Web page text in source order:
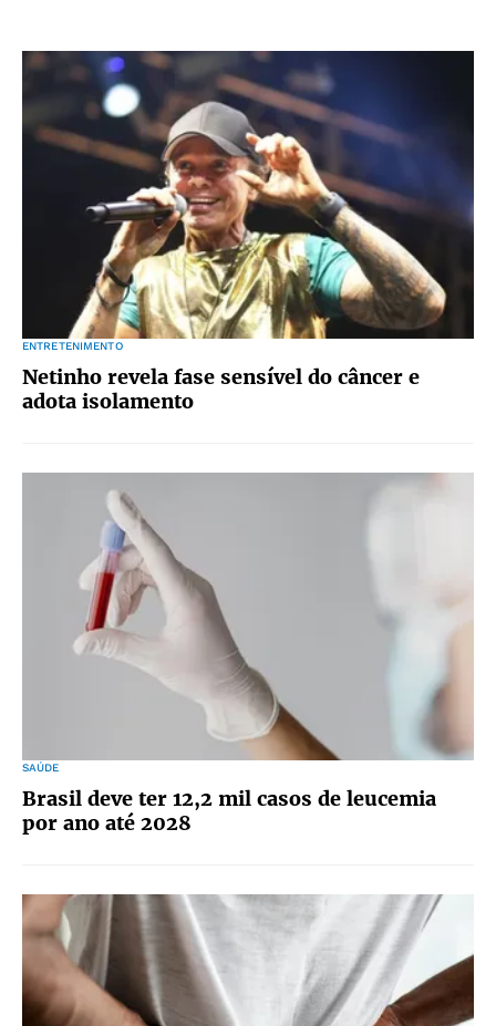
ENTRETENIMENTO
Netinho revela fase sensível do câncer e
adota isolamento
SAÚDE
Brasil deve ter 12,2 mil casos de leucemia
por ano até 2028